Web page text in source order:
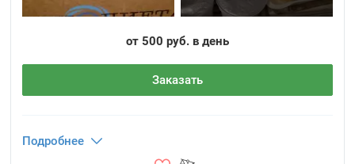
от 500 руб. в день
Заказать
Подробнее